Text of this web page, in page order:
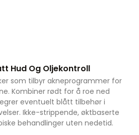
Hud Og Oljekontroll
som tilbyr akneprogrammer for
Kombiner rødt for å roe ned
eventuelt blått tilbehør i
Ikke-strippende, øktbaserte
behandlinger uten nedetid.